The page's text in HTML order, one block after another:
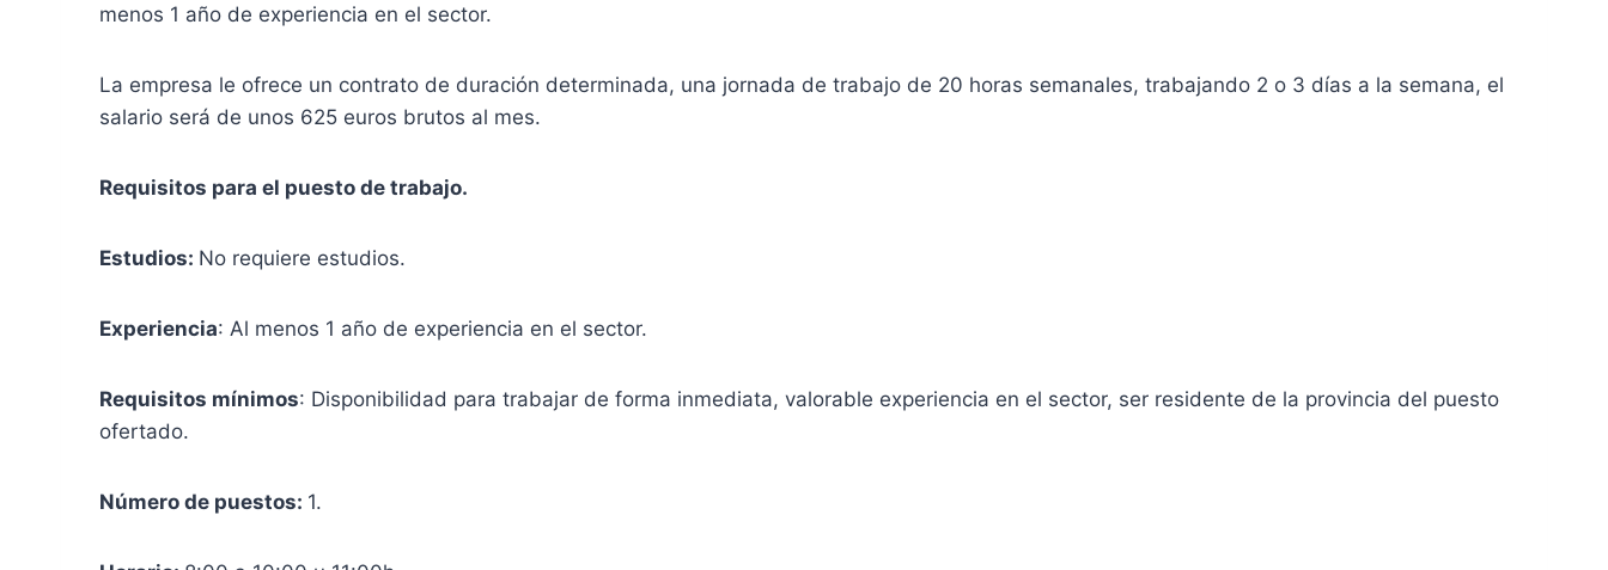
menos 1 año de experiencia en el sector.
La empresa le ofrece un contrato de duración determinada, una jornada de trabajo de 20 horas semanales, trabajando 2 o 3 días a la semana, el
salario será de unos 625 euros brutos al mes.
Requisitos para el puesto de trabajo.
Estudios: No requiere estudios.
Experiencia: Al menos 1 año de experiencia en el sector.
Requisitos mínimos: Disponibilidad para trabajar de forma inmediata, valorable experiencia en el sector, ser residente de la provincia del puesto
ofertado.
Número de puestos: 1.